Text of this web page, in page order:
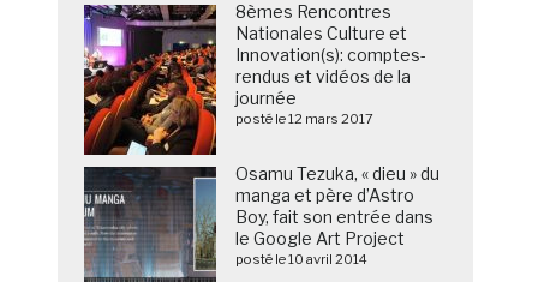
8èmes Rencontres
Nationales Culture et
Innovation(s): comptes-
rendus et vidéos de la
journée
posté le 12 mars 2017
Osamu Tezuka, « dieu » du
manga et père d’Astro
Boy, fait son entrée dans
le Google Art Project
posté le 10 avril 2014